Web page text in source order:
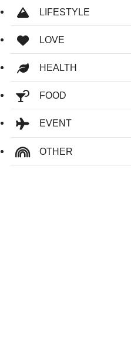
LIFESTYLE
LOVE
HEALTH
FOOD
EVENT
OTHER